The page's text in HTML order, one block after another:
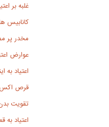
غلبه بر
کانابیس
مخدر پر
عوارض
اعتیاد
قرص اکس
تقویت
اعتیاد به